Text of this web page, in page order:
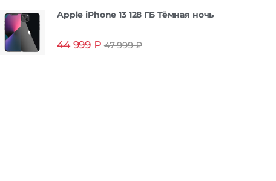
Apple iPhone 13 128 ГБ Тёмная ночь
44 999 ₽ 47 999₽